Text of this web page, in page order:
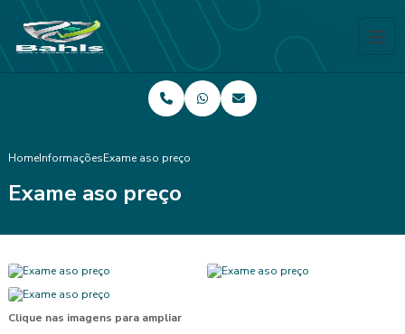
HomeInformaçõesExame aso preço
Exame aso preço
Clique nas imagens para ampliar